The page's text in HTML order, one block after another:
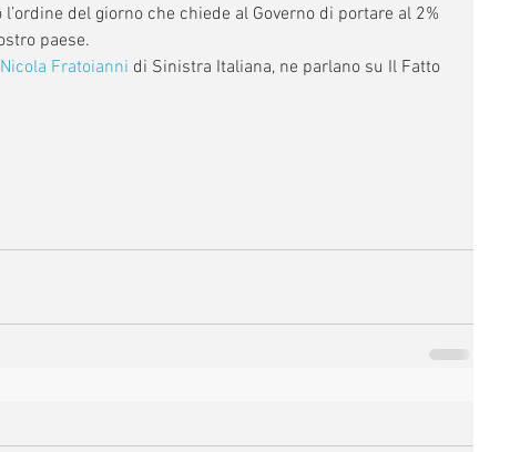
del giorno che chiede al Governo di portare al 2%
paese.
Nicola Fratoianni di Sinistra Italiana, ne parlano su Il Fatto